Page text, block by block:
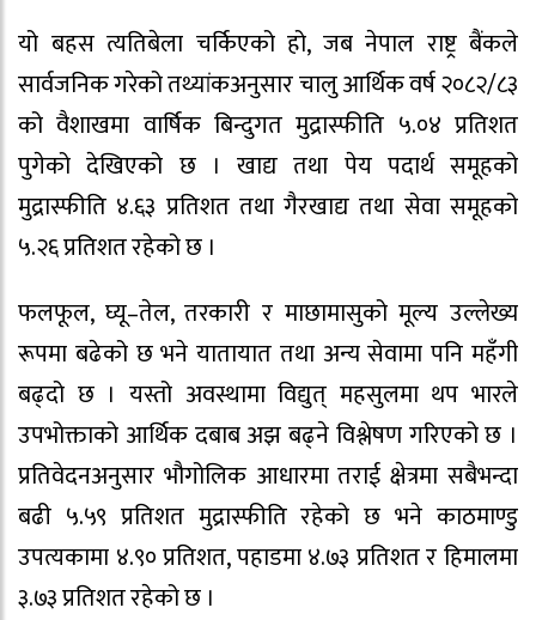
यो बहस त्यतिबेला चर्किएको हो, जब नेपाल राष्ट्र बैंकले
सार्वजनिक गरेको तथ्यांकअनुसार चालु आर्थिक वर्ष २०८२/८३
को वैशाखमा वार्षिक बिन्दुगत मुद्रास्फीति ५.०४ प्रतिशत
पुगेको देखिएको छ । खाद्य तथा पेय पदार्थ समूहको
मुद्रास्फीति ४.६३ प्रतिशत तथा गैरखाद्य तथा सेवा समूहको
५.२६ प्रतिशत रहेको छ ।
फलफूल, घ्यू–तेल, तरकारी र माछामासुको मूल्य उल्लेख्य
रूपमा बढेको छ भने यातायात तथा अन्य सेवामा पनि महँगी
बढ्दो छ । यस्तो अवस्थामा विद्युत् महसुलमा थप भारले
उपभोक्ताको आर्थिक दबाब अझ बढ्ने विश्लेषण गरिएको छ ।
प्रतिवेदनअनुसार भौगोलिक आधारमा तराई क्षेत्रमा सबैभन्दा
बढी ५.५९ प्रतिशत मुद्रास्फीति रहेको छ भने काठमाण्डु
उपत्यकामा ४.९० प्रतिशत, पहाडमा ४.७३ प्रतिशत र हिमालमा
३.७३ प्रतिशत रहेको छ ।